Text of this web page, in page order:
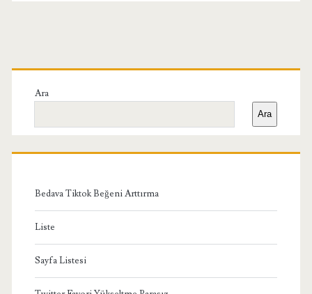
Birincil
Yan
Menü
Ara
Ara
Bedava Tiktok Beğeni Arttırma
Liste
Sayfa Listesi